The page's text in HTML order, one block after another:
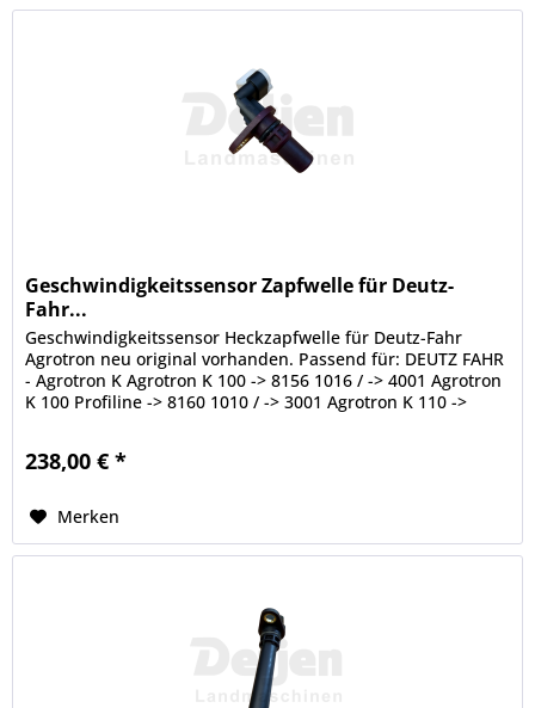
Geschwindigkeitssensor Zapfwelle für Deutz-
Fahr...
Geschwindigkeitssensor Heckzapfwelle für Deutz-Fahr
Agrotron neu original vorhanden. Passend für: DEUTZ FAHR
- Agrotron K Agrotron K 100 -> 8156 1016 / -> 4001 Agrotron
K 100 Profiline -> 8160 1010 / -> 3001 Agrotron K 110 ->
238,00 € *
Merken